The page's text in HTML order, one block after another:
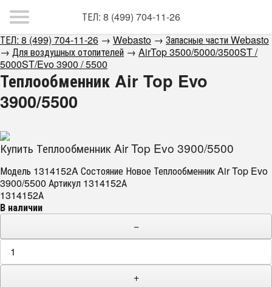
ТЕЛ: 8 (499) 704-11-26
ТЕЛ: 8 (499) 704-11-26 → Webasto → Запасные части Webasto
→ Для воздушных отопителей → AirTop 3500/5000/3500ST /
5000ST/Evo 3900 / 5500
Теплообменник Air Top Evo
3900/5500
Купить Теплообменник Air Top Evo 3900/5500
Модель 1314152A Состояние Новое Теплообменник Air Top Evo
3900/5500 Артикул 1314152А
1314152А
В наличии
−
+